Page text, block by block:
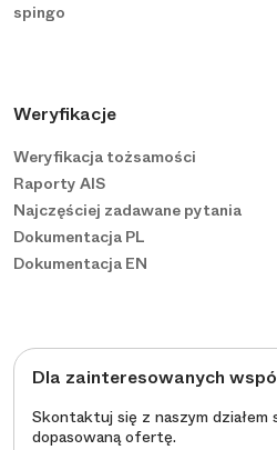
spingo
Weryfikacje
Weryfikacja tożsamości
Raporty AIS
Najczęściej zadawane pytania
Dokumentacja PL
Dokumentacja EN
Dla zainteresowanych
Skontaktuj się z naszym działem
dopasowaną ofertę.